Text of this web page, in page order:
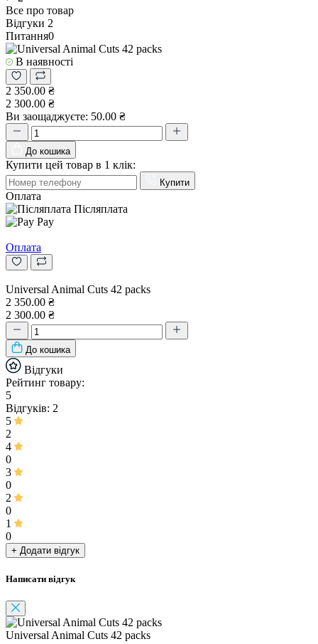
Все про товар
Відгуки 2
Питання0
В наявності
2 350.00 ₴
2 300.00 ₴
Ви заощаджуєте: 50.00 ₴
До кошика
Купити цей товар в 1 клік:
Купити
Оплата
Післяплата
Pay
Оплата
Universal Animal Cuts 42 packs
2 350.00 ₴
2 300.00 ₴
До кошика
Відгуки
Рейтинг товару:
5
Відгуків: 2
5
2
4
0
3
0
2
0
1
0
+ Додати відгук
Написати відгук
Universal Animal Cuts 42 packs